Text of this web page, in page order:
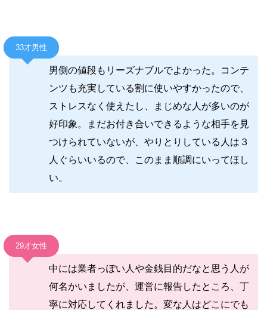
33才男性
男側の値段もリーズナブルでよかった。コンテ
ンツも充実している割に使いやすかったので、
ストレスなく使えたし、まじめな人が多いのが
好印象。まだお付き合いできるような相手を見
つけられていないが、やりとりしている人は３
人ぐらいいるので、このまま順調にいってほし
い。
29才女性
中には業者っぽい人や金銭目的だなと思う人が
何名かいましたが、運営に報告したところ、丁
寧に対応してくれました。変な人はどこにでも